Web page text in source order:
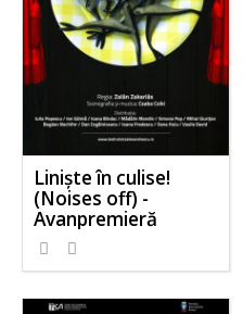
Liniște în culise!
(Noises off) -
Avanpremieră